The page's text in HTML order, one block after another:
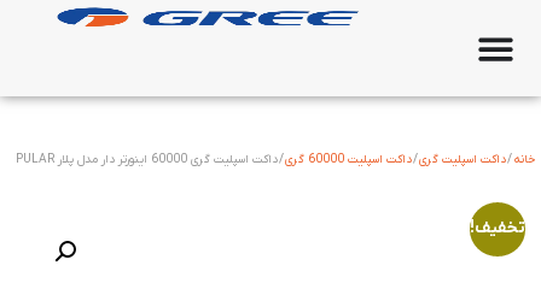
خانه/داکت اسپلیت گری/داکت اسپلیت 60000 گری / داکت اسپلیت گری 60000 اینورتر دار مدل پلار PULAR
تخفیف!